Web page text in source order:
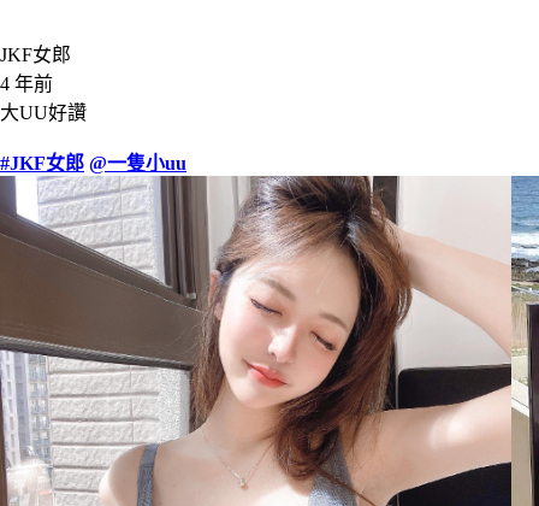
JKF女郎
4 年前
大UU好讚
#JKF女郎 @一隻小uu